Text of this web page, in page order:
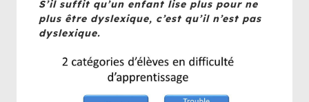
S’il suffit qu’un enfant lise plus pour ne
plus être dyslexique, c’est qu’il n’est pas
dyslexique.